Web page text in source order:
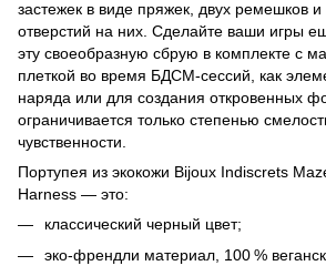
застежек в виде пряжек, двух ремешков и
отверстий на них. Сделайте ваши игры
эту своеобразную сбрую в комплекте с
плеткой во время БДСМ-сессий, как
наряда или для создания откровенных
ограничивается только степенью
чувственности.
Портупея из экокожи Bijoux Indiscrets
Harness — это:
классический черный цвет;
эко-френдли материал, 100 %